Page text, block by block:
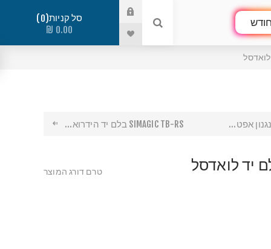
סל קניות 0
0.00 ₪
SIMAGIC TB-RS בלם יד הידרוא...
טרם דורג המוצר